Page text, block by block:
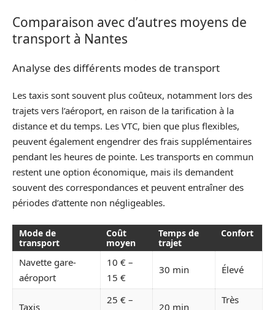
Comparaison avec d’autres moyens de
transport à Nantes
Analyse des différents modes de transport
Les taxis sont souvent plus coûteux, notamment lors des
trajets vers l’aéroport, en raison de la tarification à la
distance et du temps. Les VTC, bien que plus flexibles,
peuvent également engendrer des frais supplémentaires
pendant les heures de pointe. Les transports en commun
restent une option économique, mais ils demandent
souvent des correspondances et peuvent entraîner des
périodes d’attente non négligeables.
Mode de
transport
Coût
moyen
Temps de
trajet
Confort
Navette gare-
aéroport
10 € –
15 €
30 min Élevé
Taxis
25 € –
20 min
Très